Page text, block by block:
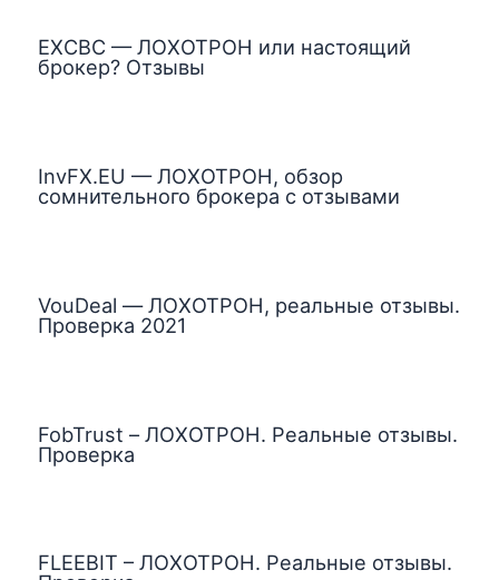
EXCBC — ЛОХОТРОН или настоящий
брокер? Отзывы
InvFX.EU — ЛОХОТРОН, обзор
сомнительного брокера с отзывами
VouDeal — ЛОХОТРОН, реальные отзывы.
Проверка 2021
FobTrust – ЛОХОТРОН. Реальные отзывы.
Проверка
FLEEBIT – ЛОХОТРОН. Реальные отзывы.